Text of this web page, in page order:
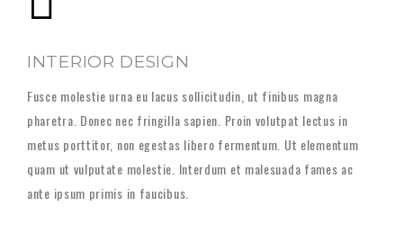
INTERIOR DESIGN
Fusce molestie urna eu lacus sollicitudin, ut finibus magna
pharetra. Donec nec fringilla sapien. Proin volutpat lectus in
metus porttitor, non egestas libero fermentum. Ut elementum
quam ut vulputate molestie. Interdum et malesuada fames ac
ante ipsum primis in faucibus.